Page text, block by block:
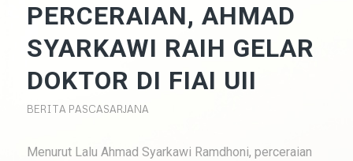
PERCERAIAN, AHMAD
SYARKAWI RAIH GELAR
DOKTOR DI FIAI UII
BERITA PASCASARJANA
Menurut Lalu Ahmad Syarkawi Ramdhoni, perceraian